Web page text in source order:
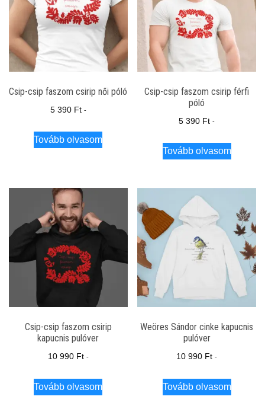
Csip-csip faszom csirip női póló
5 390 Ft -
Tovább olvasom
Csip-csip faszom csirip férfi
póló
5 390 Ft -
Tovább olvasom
Csip-csip faszom csirip
kapucnis pulóver
10 990 Ft -
Tovább olvasom
Weöres Sándor cinke kapucnis
pulóver
10 990 Ft -
Tovább olvasom